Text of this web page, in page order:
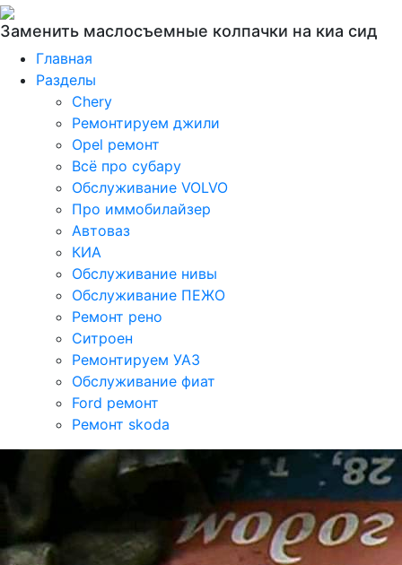
Заменить маслосъемные колпачки на киа сид
Главная
Разделы
Chery
Ремонтируем джили
Opel ремонт
Всё про субару
Обслуживание VOLVO
Про иммобилайзер
Автоваз
КИА
Обслуживание нивы
Обслуживание ПЕЖО
Ремонт рено
Ситроен
Ремонтируем УАЗ
Обслуживание фиат
Ford ремонт
Ремонт skoda